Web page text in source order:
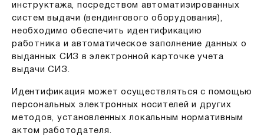
инструктажа, посредством автоматизированных
систем выдачи (вендингового оборудования),
необходимо обеспечить идентификацию
работника и автоматическое заполнение данных о
выданных СИЗ в электронной карточке учета
выдачи СИЗ.
Идентификация может осуществляться с помощью
персональных электронных носителей и других
методов, установленных локальным нормативным
актом работодателя.